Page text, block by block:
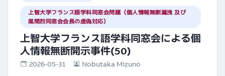
上智大学フランス語学科同窓会問題（個人情報無断漏洩 及び
風間烈同窓会会長の虚偽対応）
上智大学フランス語学科同窓会による個
人情報無断開示事件(50)
2026-05-31 Nobutaka Mizuno